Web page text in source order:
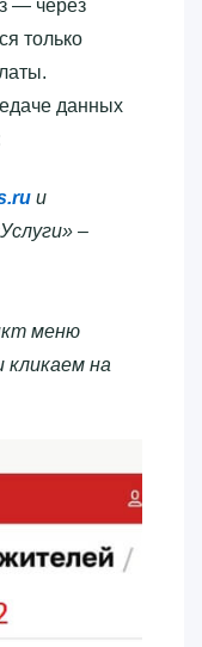
— через
только
данных
и
–
меню
кликаем на